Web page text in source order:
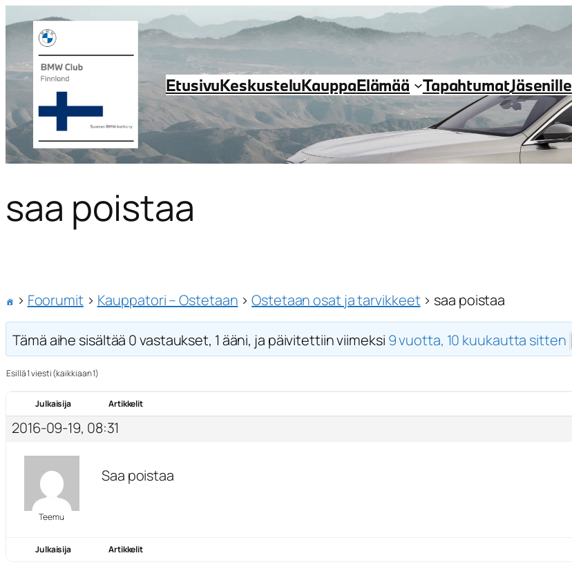
EtusivuKeskusteluKauppaElämää TapahtumatJäsenille
saa poistaa
› Foorumit › Kauppatori – Ostetaan › Ostetaan osat ja tarvikkeet › saa poistaa
Tämä aihe sisältää 0 vastaukset, 1 ääni, ja päivitettiin viimeksi 9 vuotta, 10 kuukautta sitten
Esillä 1 viesti (kaikkiaan 1)
Julkaisija Artikkelit
2016-09-19, 08:31
Teemu
Saa poistaa
Julkaisija Artikkelit